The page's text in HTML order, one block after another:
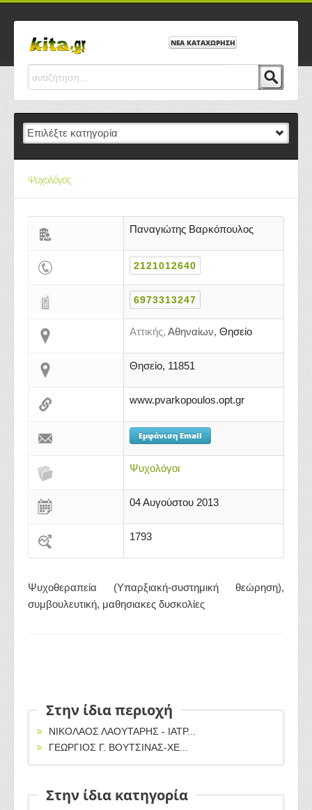
ΝΕΑ ΚΑΤΑΧΩΡΗΣΗ
Ψυχολόγος
Παναγιώτης Βαρκόπουλος
2121012640
6973313247
Αττικής, Αθηναίων, Θησείο
Θησείο, 11851
www.pvarkopoulos.opt.gr
Εμφάνιση Email
Ψυχολόγοι
04 Αυγούστου 2013
1793
Ψυχοθεραπεία (Υπαρξιακή-συστημική θεώρηση),
συμβουλευτική, μαθησιακες δυσκολίες
Στην ίδια περιοχή
ΝΙΚΟΛΑΟΣ ΛΑΟΥΤΑΡΗΣ - ΙΑΤΡ...
ΓΕΩΡΓΙΟΣ Γ. ΒΟΥΤΣΙΝΑΣ-ΧΕ...
Στην ίδια κατηγορία